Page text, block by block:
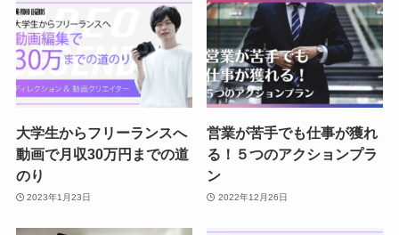
大学生からフリーランスへ
動画で月収30万円までの道
のり
2023年1月23日
営業が苦手でも仕事が獲れ
る！５つのアクションプラ
ン
2022年12月26日